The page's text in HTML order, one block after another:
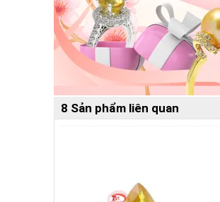
8 Sản phẩm liên quan